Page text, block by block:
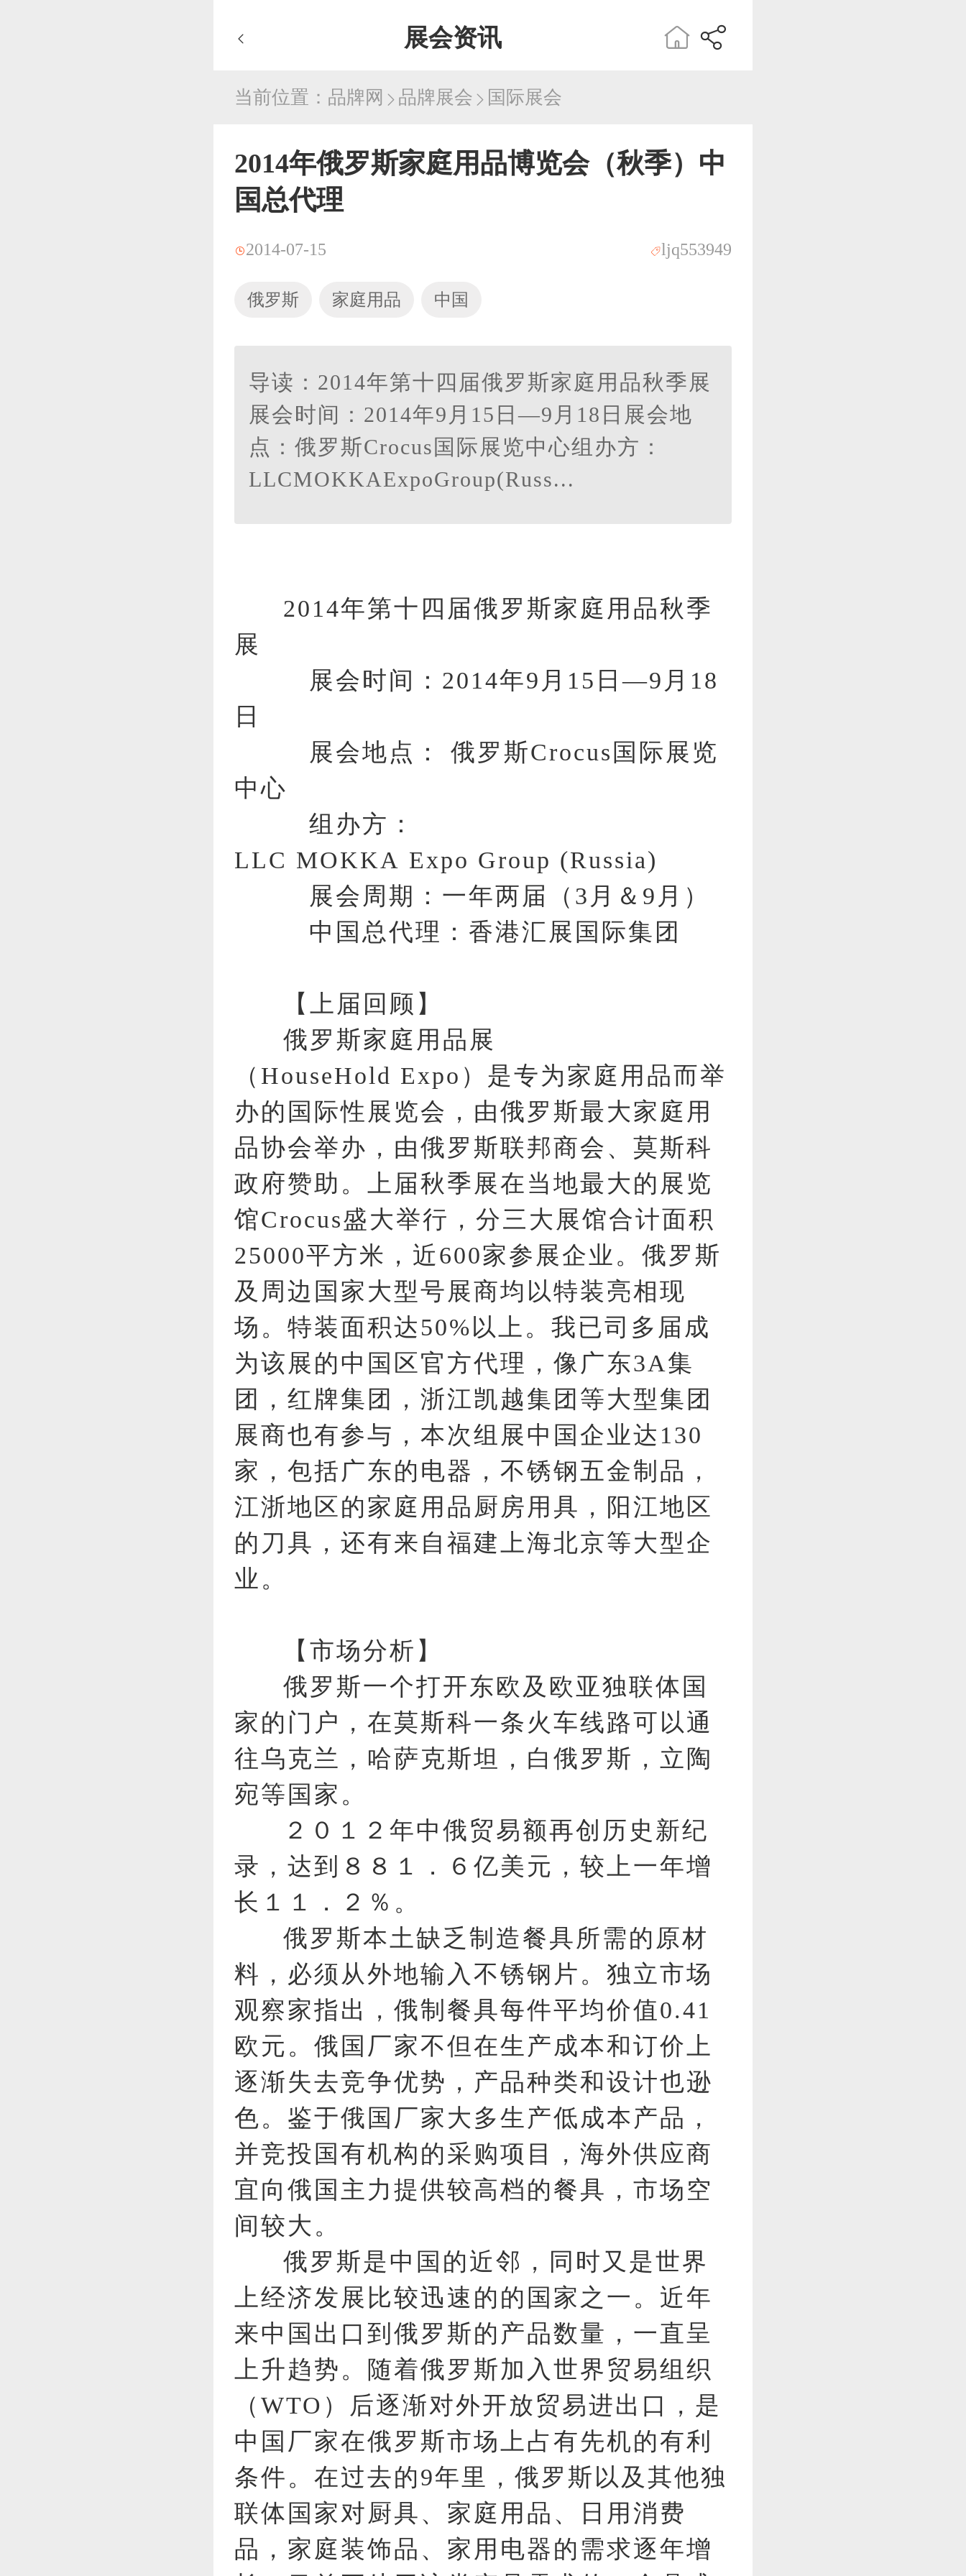
展会资讯
当前位置： 品牌网 品牌展会 国际展会
2014年俄罗斯家庭用品博览会（秋季）中
国总代理
2014-07-15 ljq553949
俄罗斯 家庭用品 中国
导读：2014年第十四届俄罗斯家庭用品秋季展
展会时间：2014年9月15日—9月18日展会地
点：俄罗斯Crocus国际展览中心组办方：
LLCMOKKAExpoGroup(Russ...
2014年第十四届俄罗斯家庭用品秋季
展
展会时间：2014年9月15日—9月18
日
展会地点： 俄罗斯Crocus国际展览
中心
组办方：
LLC MOKKA Expo Group (Russia)
展会周期：一年两届（3月＆9月）
中国总代理：香港汇展国际集团
【上届回顾】
俄罗斯家庭用品展
（HouseHold Expo）是专为家庭用品而举
办的国际性展览会，由俄罗斯最大家庭用
品协会举办，由俄罗斯联邦商会、莫斯科
政府赞助。上届秋季展在当地最大的展览
馆Crocus盛大举行，分三大展馆合计面积
25000平方米，近600家参展企业。俄罗斯
及周边国家大型号展商均以特装亮相现
场。特装面积达50%以上。我已司多届成
为该展的中国区官方代理，像广东3A集
团，红牌集团，浙江凯越集团等大型集团
展商也有参与，本次组展中国企业达130
家，包括广东的电器，不锈钢五金制品，
江浙地区的家庭用品厨房用具，阳江地区
的刀具，还有来自福建上海北京等大型企
业。
【市场分析】
俄罗斯一个打开东欧及欧亚独联体国
家的门户，在莫斯科一条火车线路可以通
往乌克兰，哈萨克斯坦，白俄罗斯，立陶
宛等国家。
２０１２年中俄贸易额再创历史新纪
录，达到８８１．６亿美元，较上一年增
长１１．２％。
俄罗斯本土缺乏制造餐具所需的原材
料，必须从外地输入不锈钢片。独立市场
观察家指出，俄制餐具每件平均价值0.41
欧元。俄国厂家不但在生产成本和订价上
逐渐失去竞争优势，产品种类和设计也逊
色。鉴于俄国厂家大多生产低成本产品，
并竞投国有机构的采购项目，海外供应商
宜向俄国主力提供较高档的餐具，市场空
间较大。
俄罗斯是中国的近邻，同时又是世界
上经济发展比较迅速的的国家之一。近年
来中国出口到俄罗斯的产品数量，一直呈
上升趋势。随着俄罗斯加入世界贸易组织
（WTO）后逐渐对外开放贸易进出口，是
中国厂家在俄罗斯市场上占有先机的有利
条件。在过去的9年里，俄罗斯以及其他独
联体国家对厨具、家庭用品、日用消费
品，家庭装饰品、家用电器的需求逐年增